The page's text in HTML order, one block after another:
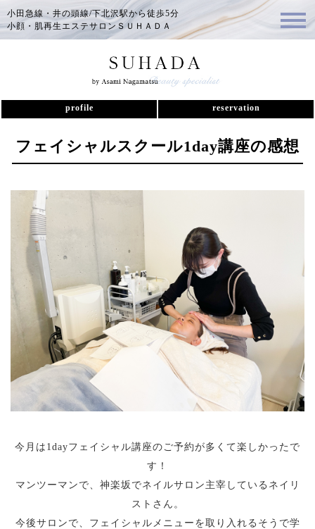
小田急線・井の頭線/下北沢駅から徒歩5分
小顔・肌再生エステサロンＳＵＨＡＤＡ
profile reservation
フェイシャルスクール1day講座の感想
今月は1dayフェイシャル講座のご予約が多くて楽しかったで
す！
マンツーマンで、神楽坂でネイルサロン主宰しているネイリ
ストさん。
今後サロンで、フェイシャルメニューを取り入れるそうで学